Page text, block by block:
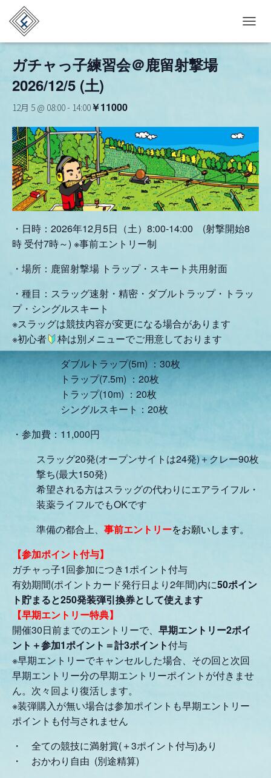
O
G
A
T
I
O
N
« イベント一覧
ガチャっ子練習会＠鹿留射撃場
2026/12/5 (土)
12月 5 @ 08:00- 14:00￥11000
・日時：2026年12月5日（土）8:00-14:00 (射撃開始8
時 受付7時～) ※事前エントリー制
・場所：鹿留射撃場 トラップ・スキート共用射面
・種目：スラッグ速射・精密・ダブルトラップ・トラッ
プ・シングルスキート
※スラッグは競技内容が変更になる場合があります
※初心者
枠は別メニューでご用意しております
ダブルトラップ(5m) ：30枚
トラップ(7.5m) ：20枚
トラップ(10m) ：20枚
シングルスキート：20枚
・参加費：11,000円
スラッグ20発(オープンサイトは24発)＋クレー90枚
撃ち(最大150発)
希望される方はスラッグの代わりにエアライフル・
装薬ライフルでもOKです
準備の都合上、 事前エントリーをお願いします。
【参加ポイント付与】
ガチャっ子1回参加につき1ポイント付与
有効期間(ポイントカード発行日より2年間)内に50ポイン
ト貯まると250発装弾引換券として使えます
【早期エントリー特典】
開催30日前までのエントリーで、 早期エントリー2ポイ
ント＋参加1ポイント＝計3ポイント付与
※早期エントリーでキャンセルした場合、その回と次回
早期エントリー分の早期エントリーポイントが付きませ
ん。次々回より復活します。
※装弾購入が無い場合は参加ポイントも早期エントリー
ポイントも付与されません
・ 全ての競技に満射賞(＋3ポイント付与)あり
・ おかわり自由 (別途精算)